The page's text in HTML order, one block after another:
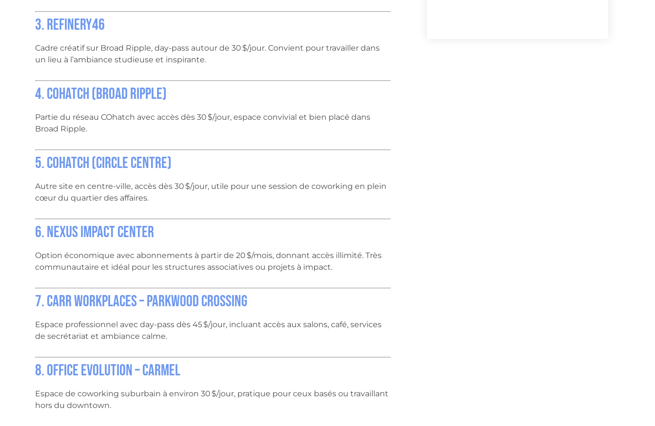
3. Refinery46
Cadre créatif sur Broad Ripple, day-pass autour de 30 $/jour. Convient pour travailler dans
un lieu à l’ambiance studieuse et inspirante.
4. COhatch (Broad Ripple)
Partie du réseau COhatch avec accès dès 30 $/jour, espace convivial et bien placé dans
Broad Ripple.
5. COhatch (Circle Centre)
Autre site en centre-ville, accès dès 30 $/jour, utile pour une session de coworking en plein
cœur du quartier des affaires.
6. Nexus Impact Center
Option économique avec abonnements à partir de 20 $/mois, donnant accès illimité. Très
communautaire et idéal pour les structures associatives ou projets à impact.
7. Carr Workplaces – Parkwood Crossing
Espace professionnel avec day-pass dès 45 $/jour, incluant accès aux salons, café, services
de secrétariat et ambiance calme.
8. Office Evolution – Carmel
Espace de coworking suburbain à environ 30 $/jour, pratique pour ceux basés ou travaillant
hors du downtown.